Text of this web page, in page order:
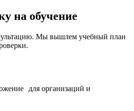
на обучение
Мы вышлем учебный план
для организаций и